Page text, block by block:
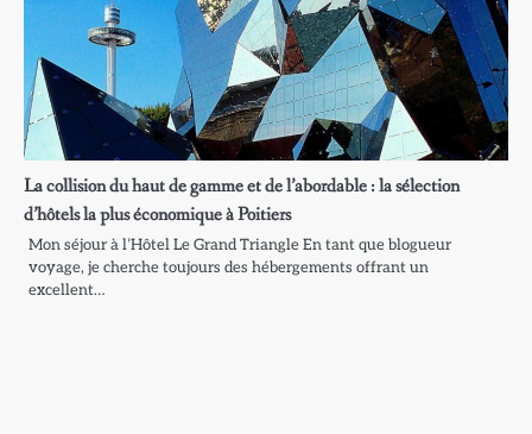
La collision du haut de gamme et de l’abordable : la sélection
d’hôtels la plus économique à Poitiers
Mon séjour à l’Hôtel Le Grand Triangle En tant que blogueur
voyage, je cherche toujours des hébergements offrant un
excellent…